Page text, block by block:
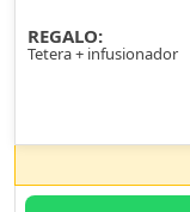
REGALO:
Tetera + infusionador